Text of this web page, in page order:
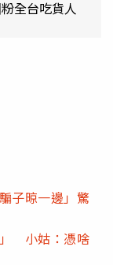
全台吃貨人
子晾一邊」驚
」 小姑：憑啥